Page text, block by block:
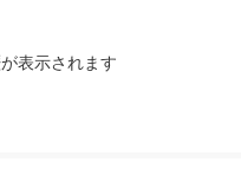
表示されます